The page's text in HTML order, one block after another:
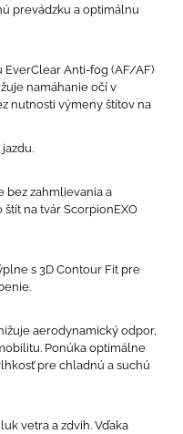
prevádzku a optimálnu
Anti-fog (AF/AF)
namáhanie očí v
nutnosti výmeny štítov na
bez zahmlievania a
na tvár ScorpionEXO
s 3D Contour Fit pre
aerodynamický odpor,
Ponúka optimálne
pre chladnú a suchú
vetra a zdvih. Vďaka